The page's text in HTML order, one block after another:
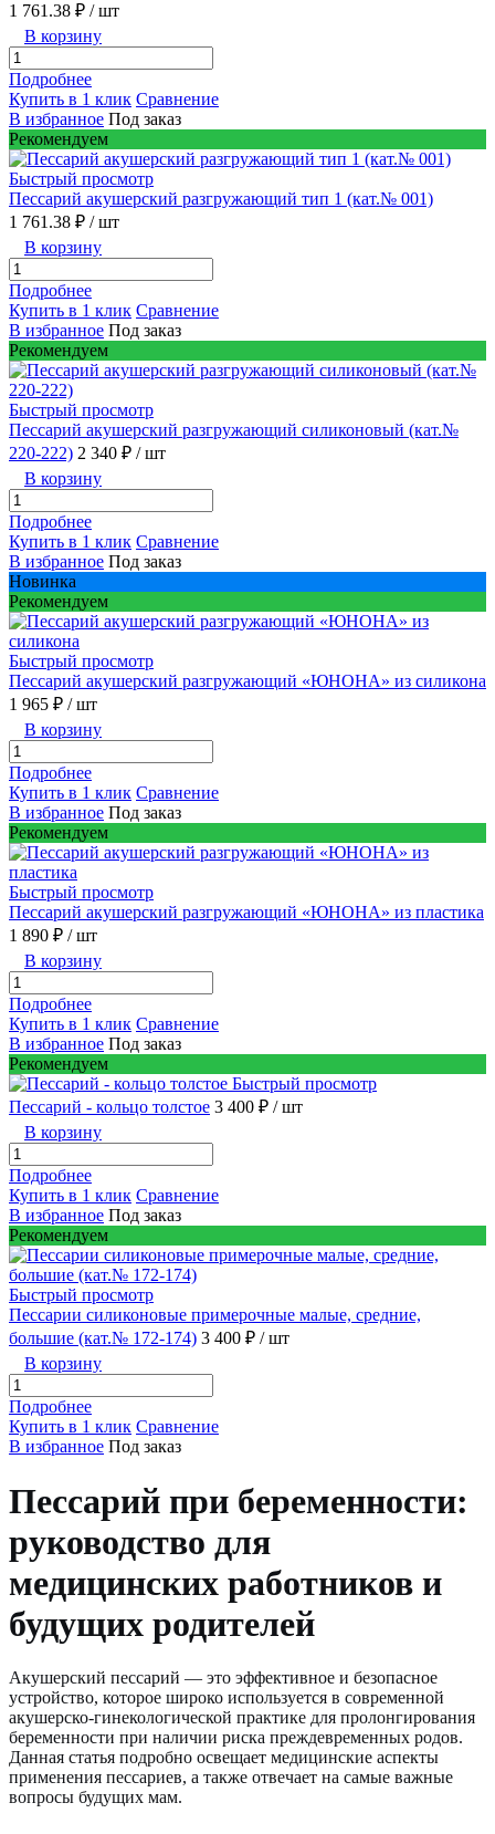
1 761.38 ₽ / шт
В корзину
Подробнее
Купить в 1 клик Сравнение
В избранное Под заказ
Рекомендуем
Быстрый просмотр
Пессарий акушерский разгружающий тип 1 (кат.№ 001)
1 761.38 ₽ / шт
В корзину
Подробнее
Купить в 1 клик Сравнение
В избранное Под заказ
Рекомендуем
Быстрый просмотр
Пессарий акушерский разгружающий силиконовый (кат.№
220-222) 2 340 ₽ / шт
В корзину
Подробнее
Купить в 1 клик Сравнение
В избранное Под заказ
Новинка
Рекомендуем
Быстрый просмотр
Пессарий акушерский разгружающий «ЮНОНА» из силикона
1 965 ₽ / шт
В корзину
Подробнее
Купить в 1 клик Сравнение
В избранное Под заказ
Рекомендуем
Быстрый просмотр
Пессарий акушерский разгружающий «ЮНОНА» из пластика
1 890 ₽ / шт
В корзину
Подробнее
Купить в 1 клик Сравнение
В избранное Под заказ
Рекомендуем
Быстрый просмотр
Пессарий - кольцо толстое 3 400 ₽ / шт
В корзину
Подробнее
Купить в 1 клик Сравнение
В избранное Под заказ
Рекомендуем
Быстрый просмотр
Пессарии силиконовые примерочные малые, средние,
большие (кат.№ 172-174) 3 400 ₽ / шт
В корзину
Подробнее
Купить в 1 клик Сравнение
В избранное Под заказ
Пессарий при беременности:
руководство для
медицинских работников и
будущих родителей
Акушерский пессарий — это эффективное и безопасное
устройство, которое широко используется в современной
акушерско-гинекологической практике для пролонгирования
беременности при наличии риска преждевременных родов.
Данная статья подробно освещает медицинские аспекты
применения пессариев, а также отвечает на самые важные
вопросы будущих мам.